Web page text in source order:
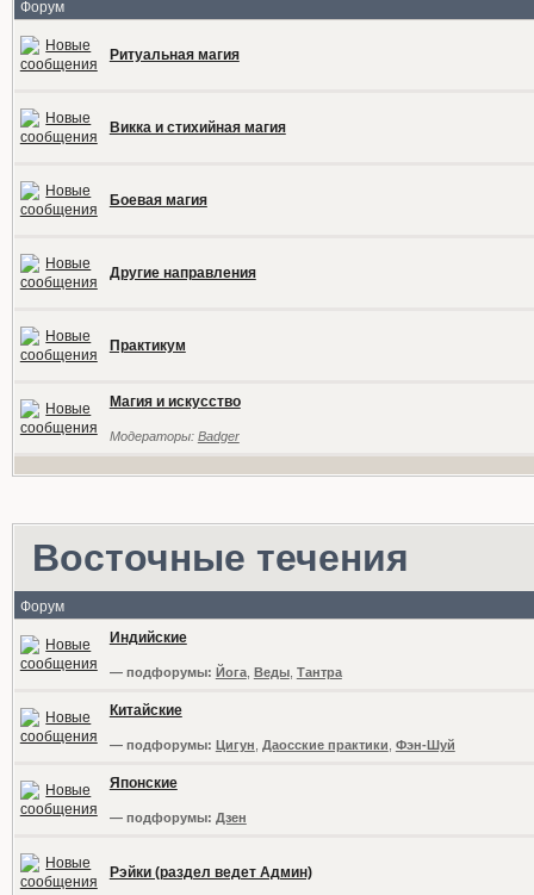
Форум
Ритуальная магия
Викка и стихийная магия
Боевая магия
Другие направления
Практикум
Магия и искусство
Модераторы: Badger
Восточные течения
Форум
Индийские
— подфорумы: Йога, Веды, Тантра
Китайские
— подфорумы: Цигун Даосские практики Фэн-Шуй
Японские
— подфорумы: Дзен
Рэйки (раздел ведет Админ)